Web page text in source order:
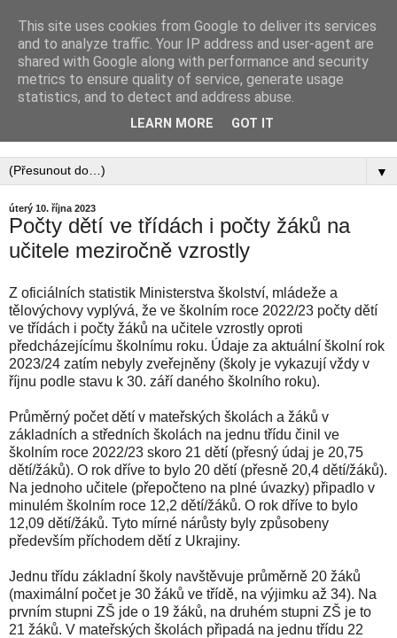
PEDAGOGICKÁ
KOMORA, ZAPSANÝ
▼
úterý 10. října 2023
Počty dětí ve třídách i počty žáků na
učitele meziročně vzrostly
Z oficiálních statistik Ministerstva školství, mládeže a
tělovýchovy vyplývá, že ve školním roce 2022/23 počty dětí
ve třídách i počty žáků na učitele vzrostly oproti
předcházejícímu školnímu roku. Údaje za aktuální školní rok
2023/24 zatím nebyly zveřejněny (školy je vykazují vždy v
říjnu podle stavu k 30. září daného školního roku).
Průměrný počet dětí v mateřských školách a žáků v
základních a středních školách na jednu třídu činil ve
školním roce 2022/23 skoro 21 dětí (přesný údaj je 20,75
dětí/žáků). O rok dříve to bylo 20 dětí (přesně 20,4 dětí/žáků).
Na jednoho učitele (přepočteno na plné úvazky) připadlo v
minulém školním roce 12,2 dětí/žáků. O rok dříve to bylo
12,09 dětí/žáků. Tyto mírné nárůsty byly způsobeny
především příchodem dětí z Ukrajiny.
Jednu třídu základní školy navštěvuje průměrně 20 žáků
(maximální počet je 30 žáků ve třídě, na výjimku až 34). Na
prvním stupni ZŠ jde o 19 žáků, na druhém stupni ZŠ je to
21 žáků. V mateřských školách připadá na jednu třídu 22
This site uses cookies from Google to deliver its services
and to analyze traffic. Your IP address and user-agent are
shared with Google along with performance and security
metrics to ensure quality of service, generate usage
statistics, and to detect and address abuse.
LEARN MORE GOT IT